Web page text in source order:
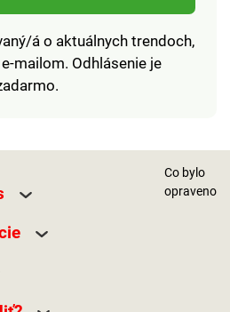
á o aktuálnych trendoch,
mailom. Odhlásenie je
Co bylo
opraveno